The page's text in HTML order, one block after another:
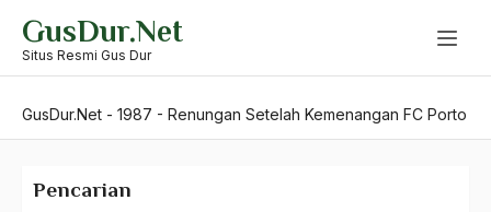
content
GusDur.Net
Situs Resmi Gus Dur
GusDur.Net - 1987 - Renungan Setelah Kemenangan FC Porto
Pencarian